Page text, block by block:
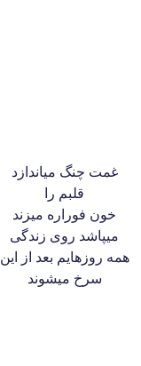
غمت چنگ میاندازد
قلبم را
خون فوراره میزند
میپاشد روی زندگی
همه روزهایم بعد از این
سرخ میشوند